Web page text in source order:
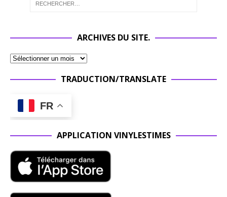
ARCHIVES DU SITE.
TRADUCTION/TRANSLATE
FR
APPLICATION VINYLESTIMES